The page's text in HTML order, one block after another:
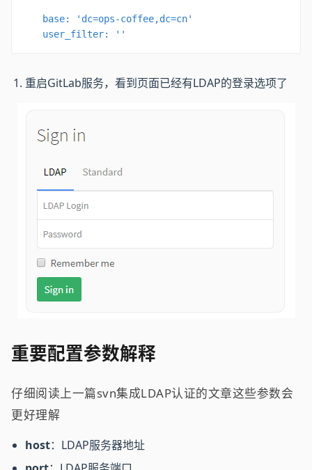
    base: 'dc=ops-coffee,dc=cn'
    user_filter: ''
重启GitLab服务，看到页面已经有LDAP的登录选项了
重要配置参数解释
仔细阅读上一篇svn集成LDAP认证的文章这些参数会
更好理解
host：LDAP服务器地址